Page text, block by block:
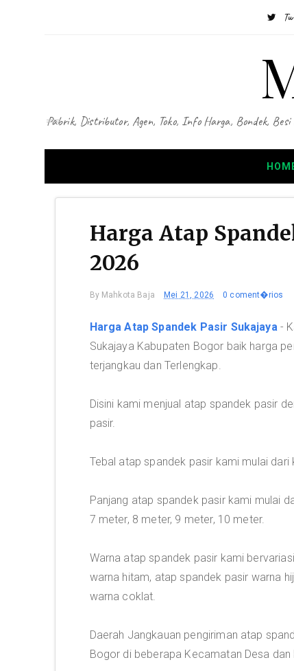
Pabrik, Distributor, Agen, Toko, Info Harga, Bondek,
Harga Atap
2026
By Mahkota Baja Mei 21, 2026 0 coment�rios
Harga Atap Spandek Pasir Sukajaya-
Sukajaya Kabupaten Bogor baik harga
terjangkau dan Terlengkap.
Disini kami menjual atap spandek pasir
pasir.
Tebal atap spandek pasir kami mulai
Panjang atap spandek pasir kami mulai
7 meter, 8 meter, 9 meter, 10 meter.
Warna atap spandek pasir kami
warna hitam, atap spandek pasir warna
warna coklat.
Daerah Jangkauan pengiriman atap
Bogor di beberapa Kecamatan Desa dan